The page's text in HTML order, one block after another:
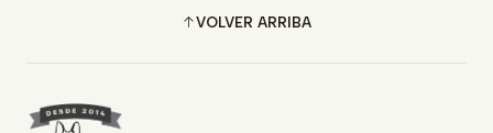
VOLVER ARRIBA